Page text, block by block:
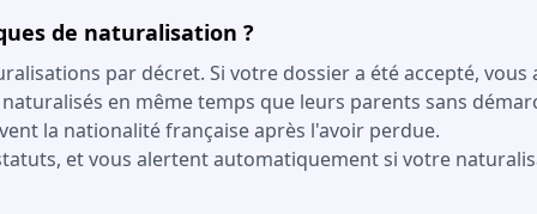
de naturalisation ?
par décret. Si votre dossier a été accepté,
en même temps que leurs parents sans
la nationalité française après l'avoir perdue.
et vous alertent automatiquement si votre